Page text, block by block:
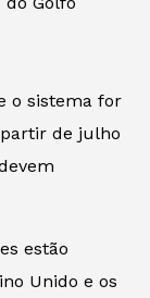
o sistema for
de julho
estão
Unido e os